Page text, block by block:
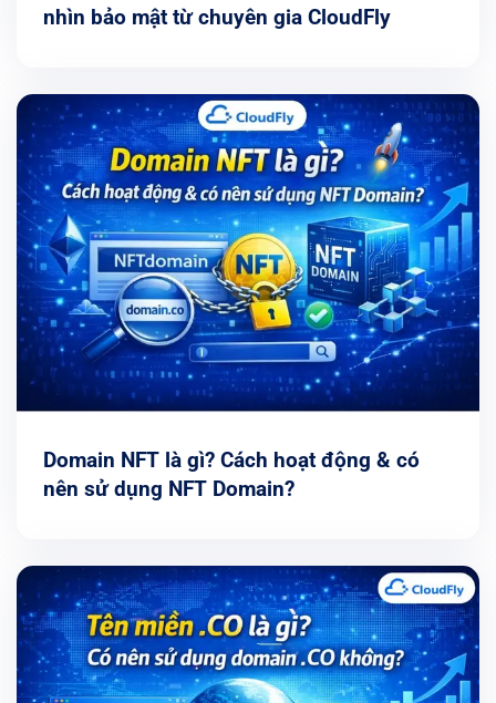
nhìn bảo mật từ chuyên gia CloudFly
Domain NFT là gì? Cách hoạt động & có
nên sử dụng NFT Domain?